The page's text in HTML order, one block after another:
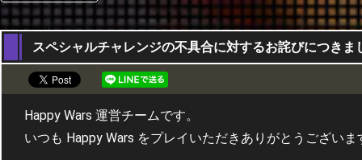
26,08,2021
スペシャルチャレンジの不具合に対するお詫びにつきま
Happy Wars 運営チームです。
いつも Happy Wars をプレイいただきありがとうございま